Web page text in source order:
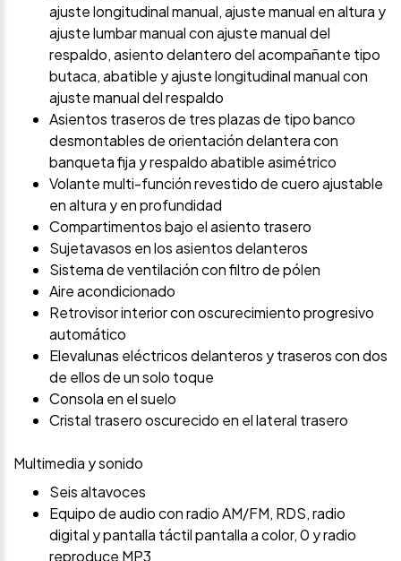
ajuste longitudinal manual, ajuste manual en altura y
ajuste lumbar manual con ajuste manual del
respaldo, asiento delantero del acompañante tipo
butaca, abatible y ajuste longitudinal manual con
ajuste manual del respaldo
Asientos traseros de tres plazas de tipo banco
desmontables de orientación delantera con
banqueta fija y respaldo abatible asimétrico
Volante multi-función revestido de cuero ajustable
en altura y en profundidad
Compartimentos bajo el asiento trasero
Sujetavasos en los asientos delanteros
Sistema de ventilación con filtro de pólen
Aire acondicionado
Retrovisor interior con oscurecimiento progresivo
automático
Elevalunas eléctricos delanteros y traseros con dos
de ellos de un solo toque
Consola en el suelo
Cristal trasero oscurecido en el lateral trasero
Multimedia y sonido
Seis altavoces
Equipo de audio con radio AM/FM, RDS, radio
digital y pantalla táctil pantalla a color, 0 y radio
reproduce MP3